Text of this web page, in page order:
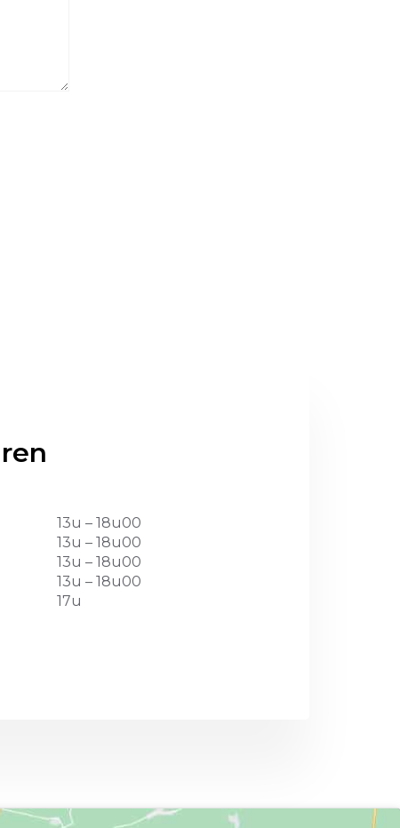
13u – 18u00
13u – 18u00
13u – 18u00
13u – 18u00
17u